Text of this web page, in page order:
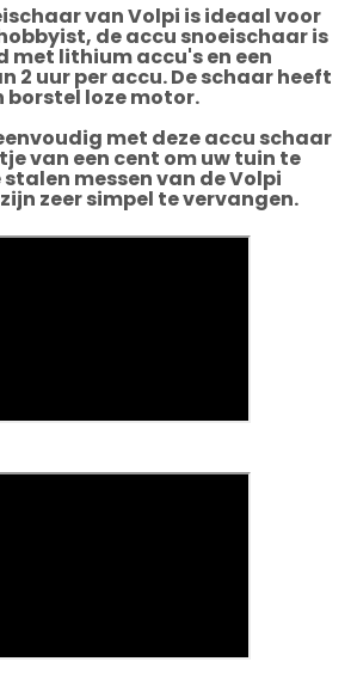
van Volpi is ideaal voor
de accu snoeischaar is
met lithium accu's en een
2 uur per accu. De schaar heeft
borstel loze motor.
met deze accu schaar
van een cent om uw tuin te
stalen messen van de Volpi
zeer simpel te vervangen.